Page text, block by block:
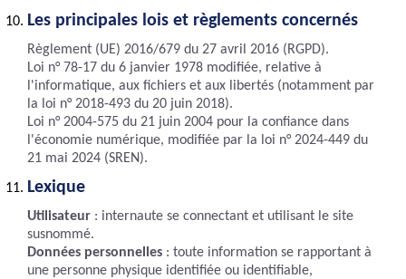
Les principales lois et règlements concernés
Règlement (UE) 2016/679 du 27 avril 2016 (RGPD).
Loi n° 78-17 du 6 janvier 1978 modifiée, relative à
l'informatique, aux fichiers et aux libertés (notamment par
la loi n° 2018-493 du 20 juin 2018).
Loi n° 2004-575 du 21 juin 2004 pour la confiance dans
l'économie numérique, modifiée par la loi n° 2024-449 du
21 mai 2024 (SREN).
Lexique
Utilisateur : internaute se connectant et utilisant le site
susnommé.
Données personnelles : toute information se rapportant à
une personne physique identifiée ou identifiable,